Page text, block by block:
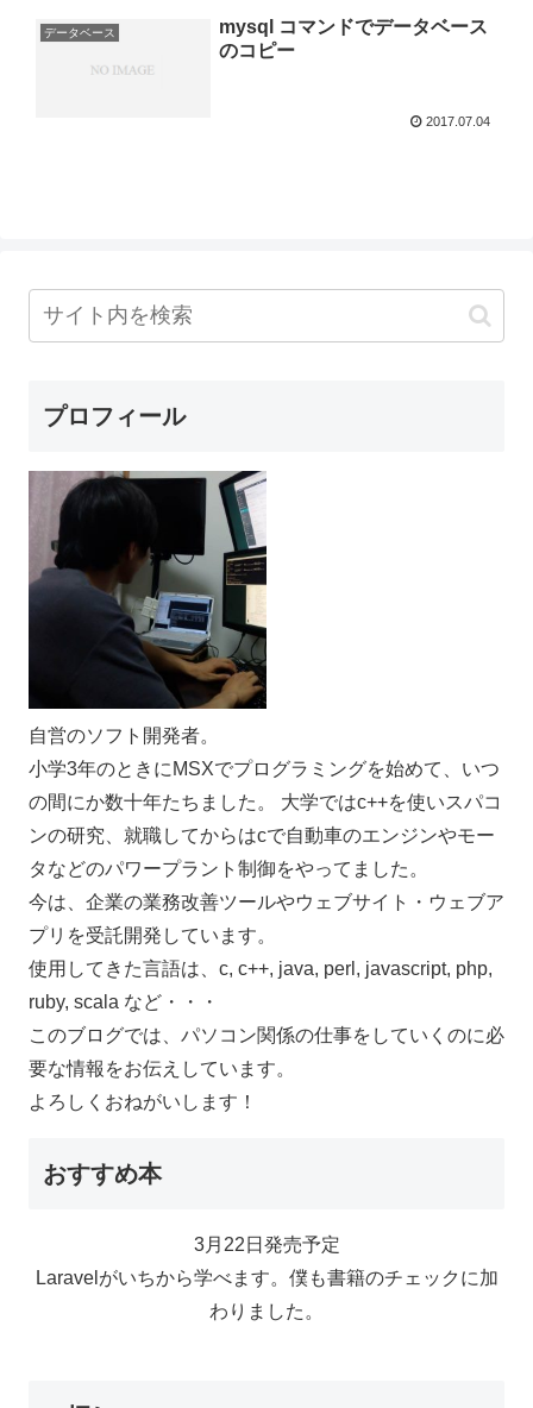
データベース
mysql コマンドでデータベース
のコピー
2017.07.04
プロフィール
自営のソフト開発者。
小学3年のときにMSXでプログラミングを始めて、いつ
の間にか数十年たちました。 大学ではc++を使いスパコ
ンの研究、就職してからはcで自動車のエンジンやモー
タなどのパワープラント制御をやってました。
今は、企業の業務改善ツールやウェブサイト・ウェブア
プリを受託開発しています。
使用してきた言語は、c, c++, java, perl, javascript, php,
ruby, scala など・・・
このブログでは、パソコン関係の仕事をしていくのに必
要な情報をお伝えしています。
よろしくおねがいします！
おすすめ本
3月22日発売予定
Laravelがいちから学べます。僕も書籍のチェックに加
わりました。